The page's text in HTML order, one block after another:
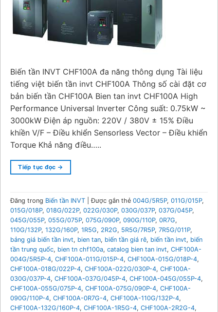
Biến tần INVT CHF100A đa năng thông dụng Tài liệu
tiếng việt biến tần invt CHF100A Thông số cài đặt cơ
bản biến tần CHF100A Bien tan invt CHF100A High
Performance Universal Inverter Công suất: 0.75kW ~
3000kW Điện áp nguồn: 220V / 380V ± 15% Điều
khiền V/F – Điều khiển Sensorless Vector – Điều khiển
Torque Khả năng điều…..
Tiếp tục đọc →
Đăng trong Biến tần INVT |Được gắn thẻ 004G/5R5P, 011G/015P,
015G/018P, 018G/022P, 022G/030P, 030G/037P, 037G/045P,
045G/055P, 055G/075P, 075G/090P, 090G/110P, 0R7G,
110G/132P, 132G/160P, 1R5G, 2R2G, 5R5G/7R5P, 7R5G/011P,
bảng giá biến tần invt, bien tan, biến tần giá rê, biến tần invt, biến
tần trung quốc, bien tn chf100a, catalog bien tan invt, CHF100A-
004G/5R5P-4, CHF100A-011G/015P-4, CHF100A-015G/018P-4,
CHF100A-018G/022P-4, CHF100A-022G/030P-4, CHF100A-
030G/037P-4, CHF100A-037G/045P-4, CHF100A-045G/055P-4,
CHF100A-055G/075P-4, CHF100A-075G/090P-4, CHF100A-
090G/110P-4, CHF100A-0R7G-4, CHF100A-110G/132P-4,
CHF100A-132G/160P-4, CHF100A-1R5G-4, CHF100A-2R2G-4,